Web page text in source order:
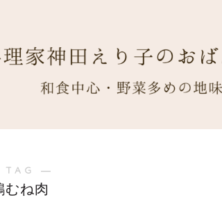
―
むね肉